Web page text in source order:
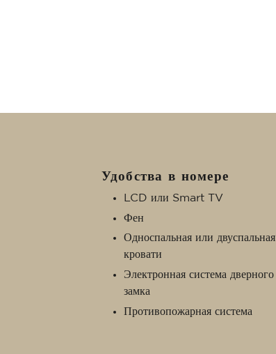
Удобства в номере
LCD или Smart TV
Фен
Односпальная или двуспальная
кровати
Электронная система дверного
замка
Противопожарная система